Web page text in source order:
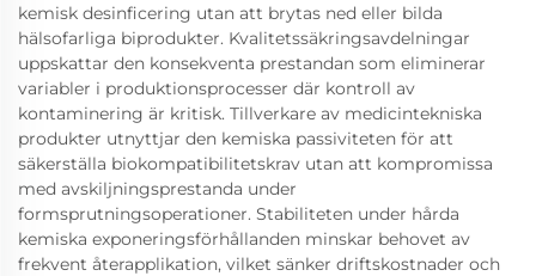
kemisk desinficering utan att brytas ned eller bilda
hälsofarliga biprodukter. Kvalitetssäkringsavdelningar
uppskattar den konsekventa prestandan som eliminerar
variabler i produktionsprocesser där kontroll av
kontaminering är kritisk. Tillverkare av medicintekniska
produkter utnyttjar den kemiska passiviteten för att
säkerställa biokompatibilitetskrav utan att kompromissa
med avskiljningsprestanda under
formsprutningsoperationer. Stabiliteten under hårda
kemiska exponeringsförhållanden minskar behovet av
frekvent återapplikation, vilket sänker driftskostnader och